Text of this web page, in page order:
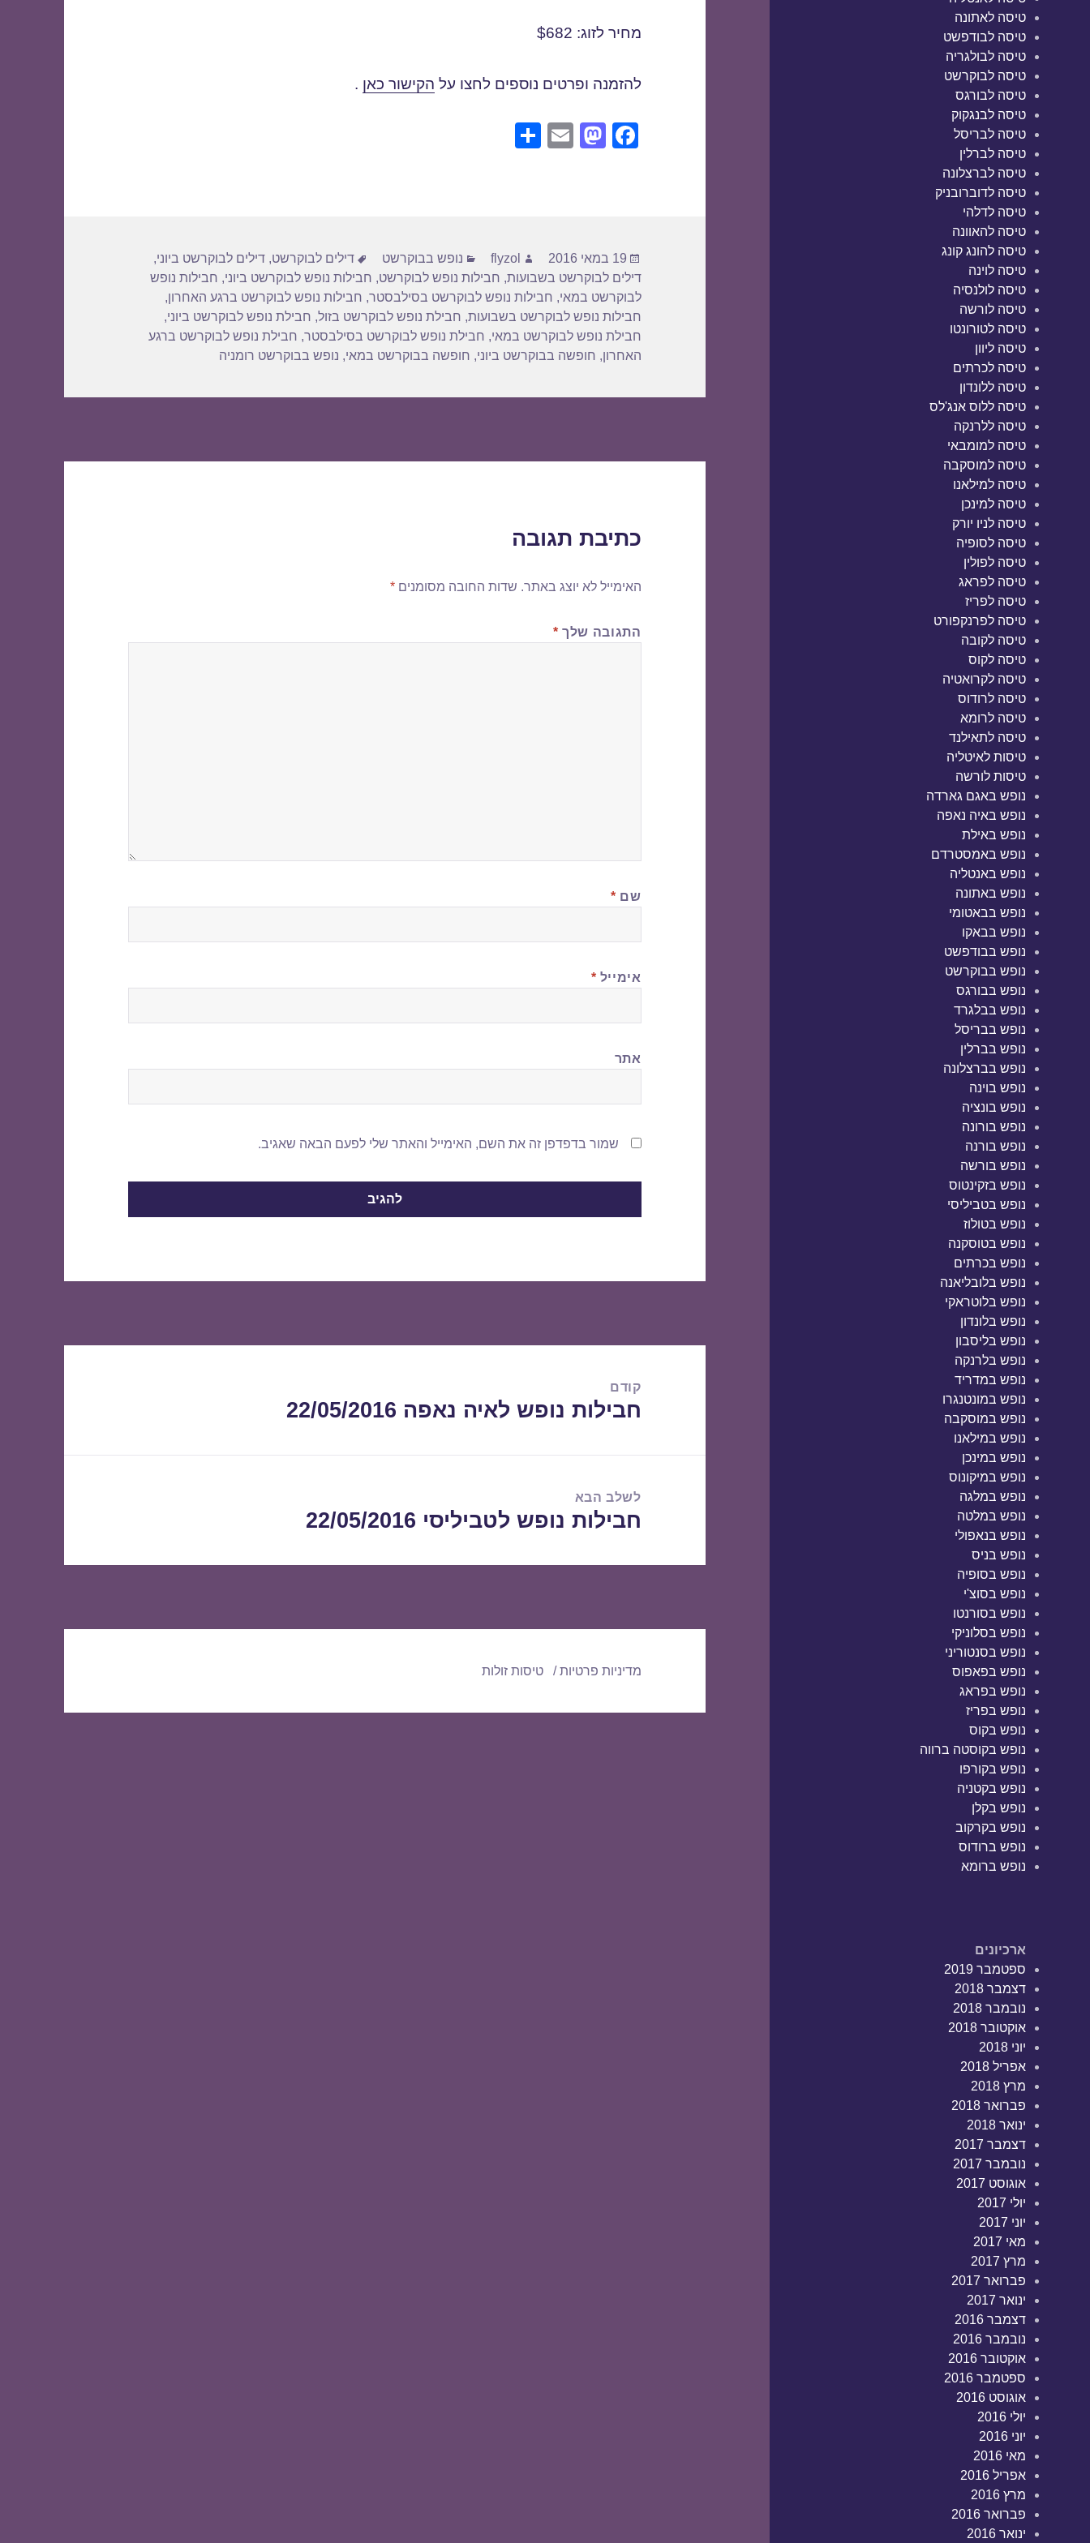
טיסה לאתונה
טיסה לבודפשט
טיסה לבולגריה
טיסה לבוקרשט
טיסה לבורגס
טיסה לבנגקוק
טיסה לבריסל
טיסה לברלין
טיסה לברצלונה
טיסה לדוברובניק
טיסה לדלהי
טיסה להאוונה
טיסה להונג קונג
טיסה לוינה
טיסה לולנסיה
טיסה לורשה
טיסה לטורונטו
טיסה ליוון
טיסה לכרתים
טיסה ללונדון
טיסה ללוס אנג'לס
טיסה ללרנקה
טיסה למומבאי
טיסה למוסקבה
טיסה למילאנו
טיסה למינכן
טיסה לניו יורק
טיסה לסופיה
טיסה לפולין
טיסה לפראג
טיסה לפריז
טיסה לפרנקפורט
טיסה לקובה
טיסה לקוס
טיסה לקרואטיה
טיסה לרודוס
טיסה לרומא
טיסה לתאילנד
טיסות לאיטליה
טיסות לורשה
נופש באגם גארדה
נופש באיה נאפה
נופש באילת
נופש באמסטרדם
נופש באנטליה
נופש באתונה
נופש בבאטומי
נופש בבאקו
נופש בבודפשט
נופש בבוקרשט
נופש בבורגס
נופש בבלגרד
נופש בבריסל
נופש בברלין
נופש בברצלונה
נופש בוינה
נופש בונציה
נופש בורונה
נופש בורנה
נופש בורשה
נופש בזקינטוס
נופש בטביליסי
נופש בטולוז
נופש בטוסקנה
נופש בכרתים
נופש בלובליאנה
נופש בלוטראקי
נופש בלונדון
נופש בליסבון
נופש בלרנקה
נופש במדריד
נופש במונטנגרו
נופש במוסקבה
נופש במילאנו
נופש במינכן
נופש במיקונוס
נופש במלגה
נופש במלטה
נופש בנאפולי
נופש בניס
נופש בסופיה
נופש בסוצ'י
נופש בסורנטו
נופש בסלוניקי
נופש בסנטוריני
נופש בפאפוס
נופש בפראג
נופש בפריז
נופש בקוס
נופש בקוסטה ברווה
נופש בקורפו
נופש בקטניה
נופש בקלן
נופש בקרקוב
נופש ברודוס
נופש ברומא
ארכיונים
ספטמבר 2019
דצמבר 2018
נובמבר 2018
אוקטובר 2018
יוני 2018
אפריל 2018
מרץ 2018
פברואר 2018
ינואר 2018
דצמבר 2017
נובמבר 2017
אוגוסט 2017
יולי 2017
יוני 2017
מאי 2017
מרץ 2017
פברואר 2017
ינואר 2017
דצמבר 2016
נובמבר 2016
אוקטובר 2016
ספטמבר 2016
אוגוסט 2016
יולי 2016
יוני 2016
מאי 2016
אפריל 2016
מרץ 2016
פברואר 2016
ינואר 2016
מחיר לזוג: $682
להזמנה ופרטים נוספים לחצו על הקישור כאן .
F
o
o
k
M
o
n
E
פורסם
בתאריך
19 במאי 2016 מחבר
flyzol קטגוריות
נופש בבוקרשט תגיות
דילים לבוקרשט,דילים לבוקרשט ביוני,
דילים לבוקרשט בשבועות, חבילות נופש לבוקרשט, חבילות נופש לבוקרשט ביוני, חבילות נופש
לבוקרשט במאי, חבילות נופש לבוקרשט בסילבסטר, חבילות נופש לבוקרשט ברגע האחרון,
חבילות נופש לבוקרשט בשבועות, חבילת נופש לבוקרשט בזול, חבילת נופש לבוקרשט ביוני,
חבילת נופש לבוקרשט במאי, חבילת נופש לבוקרשט בסילבסטר, חבילת נופש לבוקרשט ברגע
האחרון, חופשה בבוקרשט ביוני, חופשה בבוקרשט במאי, נופש בבוקרשט רומניה
כתיבת תגובה
האימייל לא יוצג באתר. שדות החובה מסומנים*
התגובה שלך *
שם *
אימייל *
אתר
שמור בדפדפן זה את השם, האימייל והאתר שלי לפעם הבאה שאגיב.
קודם
הפוסט
חבילות נופש לאיה נאפה 22/05/2016
לשלב הבא
הפוסט
חבילות נופש לטביליסי 22/05/2016
מדיניות פרטיות טיסות זולות